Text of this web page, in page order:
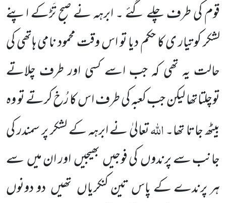
قوم کی طرف چلے گئے ۔ ابرہہ نے صبح تَڑکے اپنے
لشکر کو تیار ی کا حکم دیا تو اس وقت محمود نامی ہاتھی کی
حالتیہ تھی کہ جب اسے کسیاور طرف چلاتے
توچلتاتھا لیکن جب کعبہ کی طرف اس کا رُخ کرتے تو وہ
بیٹھ جاتا تھا۔اللّٰہتعالیٰ نے ابرہہ کے لشکر پر سمندر کی
جانب سے پرندوںکی فوجیںبھیجیںاور ان میںسے
ہر پرندے کے پاس تین کنکریاں تھیں دو دونوں